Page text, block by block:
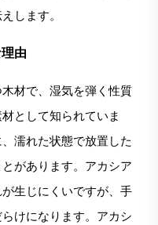
します。
由
材で、湿気を弾く性質
として知られていま
濡れた状態で放置した
があります。アカシア
生じにくいですが、手
けになります。アカシ